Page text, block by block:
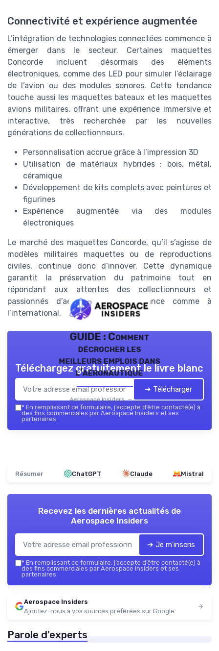
Connectivité et expérience augmentée
L’intégration de technologies connectées commence à
émerger dans le secteur. Certaines maquettes
Concorde incluent désormais des éléments
électroniques, comme des LED pour simuler l’éclairage
de l’avion ou des modules sonores. Cette tendance
touche aussi les maquettes bateaux et les maquettes
avions militaires, offrant une expérience immersive et
interactive, très recherchée par les nouvelles
générations de collectionneurs.
Personnalisation accrue grâce à l’impression 3D
Utilisation de matériaux hybrides : bois, métal,
céramique
Développement de kits complets avec peintures et
figurines
Expérience augmentée via des modules
électroniques
Le marché des maquettes Concorde, qu’il s’agisse de
modèles militaires maquettes ou de reproductions
civiles, continue donc d’innover. Cette dynamique
garantit la préservation du patrimoine tout en
répondant aux attentes des collectionneurs et
passionnés d’aéronautique, en France comme à
l’international.
GUIDE : Comment
décrocher les
meilleurs emplois dans
l’aéronautique
Aerospace Insiders — 2026
Téléchargez gratuitement le livre blanc
➔ Télécharger
* En remplissant ce formulaire, j’accepte d’être contacté(e) à
des fins commerciales par Aerospace Insiders et ses
partenaires.
Résumer ChatGPT Claude Mistral
Recevez les dernières actualités de
Aerospace Insiders
➔ Je m'inscris
* En remplissant ce formulaire, j’accepte d’être contacté(e) à
des fins commerciales par Aerospace Insiders et ses
partenaires.
Aerospace Insiders
Ajoutez-nous à vos sources préférées sur Google
Parole d'experts